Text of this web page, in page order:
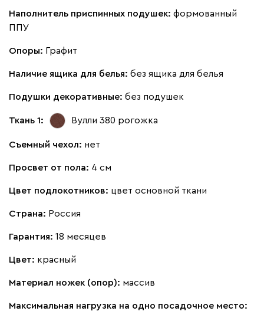
Наполнитель приспинных подушек: формованный
ППУ
Опоры: Графит
Наличие ящика для белья: без ящика для белья
Подушки декоративные: без подушек
Ткань 1: Вулли 380 рогожка
Съемный чехол: нет
Просвет от пола: 4 см
Цвет подлокотников: цвет основной ткани
Страна: Россия
Гарантия: 18 месяцев
Цвет: красный
Материал ножек (опор): массив
Максимальная нагрузка на одно посадочное место: